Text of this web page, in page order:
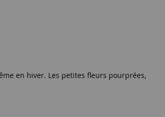
en hiver. Les petites fleurs pourprées,